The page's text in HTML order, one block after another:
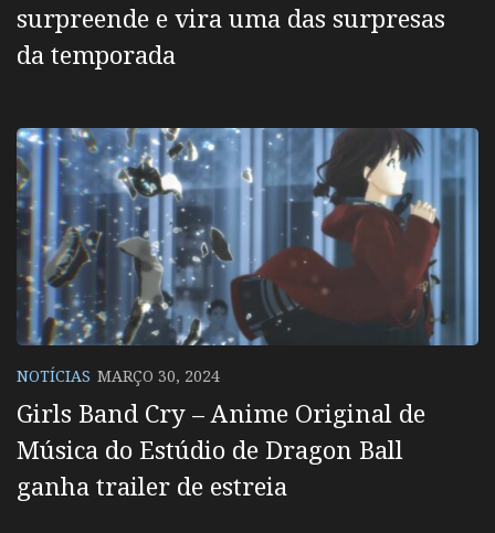
surpreende e vira uma das surpresas
da temporada
NOTÍCIAS MARÇO 30, 2024
Girls Band Cry – Anime Original de
Música do Estúdio de Dragon Ball
ganha trailer de estreia